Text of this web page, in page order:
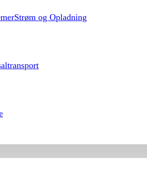
Strøm og Opladning